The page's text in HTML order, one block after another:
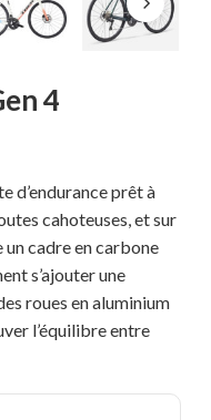
4
d’endurance prêt à
cahoteuses, et sur
cadre en carbone
s’ajouter une
roues en aluminium
l’équilibre entre